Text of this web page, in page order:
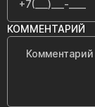
КОММЕНТАРИЙ